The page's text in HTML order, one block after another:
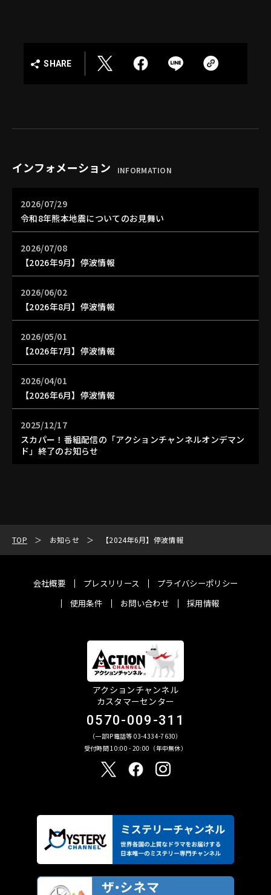
SHARE
インフォメーション INFORMATION
2026/07/29
令和8年熊本地震についてのお見舞い
2026/07/08
【2026年9月】停波情報
2026/06/02
【2026年8月】停波情報
2026/05/01
【2026年7月】停波情報
2026/04/01
【2026年6月】停波情報
2025/12/17
スカパー！番組配信の「アクションチャンネルオンデマン
ド」終了のお知らせ
TOP お知らせ 【2024年6月】停波情報
会社概要 プレスリリース
プライバシーポリシー
使用条件
お問い合わせ 採用情報
アクションチャンネル
カスタマーセンター
0570-009-311
（一部IP電話等 03-4334-7630）
受付時間 10:00 - 20:00（年中無休）